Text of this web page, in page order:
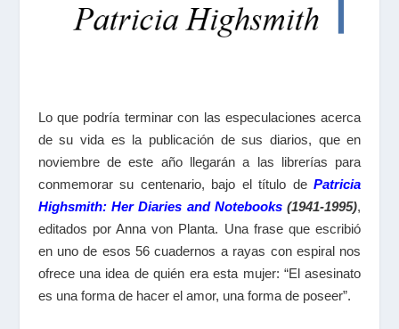
Lo que podría terminar con las especulaciones acerca
de su vida es la publicación de sus diarios, que en
noviembre de este año llegarán a las librerías para
conmemorar su centenario, bajo el título dePatricia
Highsmith: Her Diaries and Notebooks (1941-1995),
editados por Anna von Planta. Una frase que escribió
en uno de esos 56 cuadernos a rayas con espiral nos
ofrece una idea de quién era esta mujer: “El asesinato
es una forma de hacer el amor, una forma de poseer”.